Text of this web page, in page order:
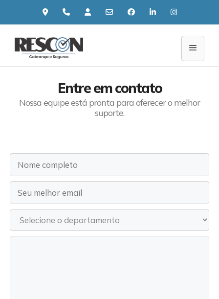
conteúdo
Menu
Entre em contato
Nossa equipe está pronta para oferecer o melhor
suporte.